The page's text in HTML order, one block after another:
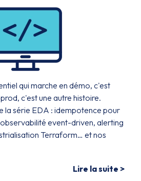
qui marche en démo, c'est
c'est une autre histoire.
la série EDA : idempotence pour
event-driven, alerting
Terraform… et nos
Lire la suite >